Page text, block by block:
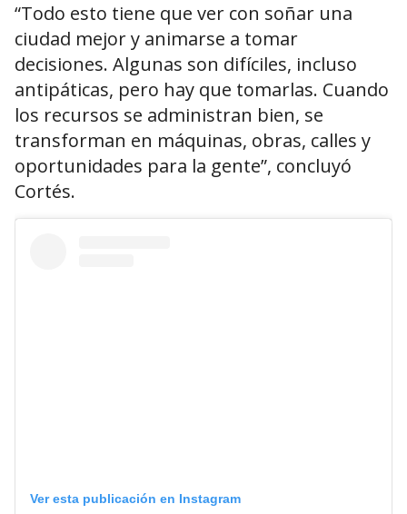
“Todo esto tiene que ver con soñar una
ciudad mejor y animarse a tomar
decisiones. Algunas son difíciles, incluso
antipáticas, pero hay que tomarlas. Cuando
los recursos se administran bien, se
transforman en máquinas, obras, calles y
oportunidades para la gente”, concluyó
Cortés.
Ver esta publicación en Instagram